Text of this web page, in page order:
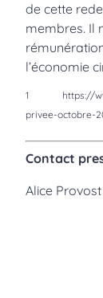
de cette
membres. Il
l’économie
1 https://
privee-octobre-
Contact
Alice